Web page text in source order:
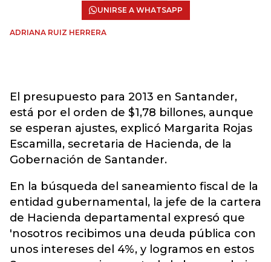
UNIRSE A WHATSAPP
ADRIANA RUIZ HERRERA
El presupuesto para 2013 en Santander,
está por el orden de $1,78 billones, aunque
se esperan ajustes, explicó Margarita Rojas
Escamilla, secretaria de Hacienda, de la
Gobernación de Santander.
En la búsqueda del saneamiento fiscal de la
entidad gubernamental, la jefe de la cartera
de Hacienda departamental expresó que
'nosotros recibimos una deuda pública con
unos intereses del 4%, y logramos en estos